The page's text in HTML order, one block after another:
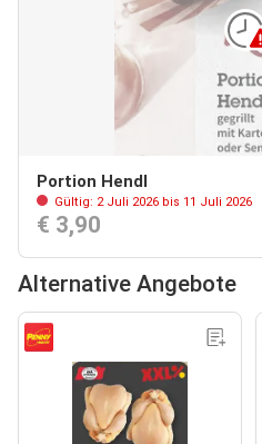
Portion Hendl
Gültig: 2 Juli 2026 bis 11 Juli 2026
€ 3,90
Alternative Angebote